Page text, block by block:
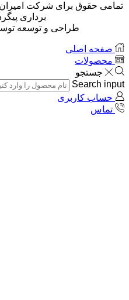
تمامی حقوق برای شرکت
برداری
طراحی و توسعه
صفحه اصلی
محصولات
جستجو
Search input
حساب کاربری
تماس